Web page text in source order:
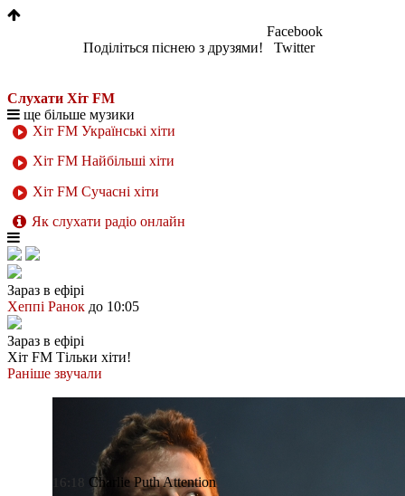
Поділіться піснею з друзями!
Facebook
Twitter
Слухати Хіт FM
ще більше музики
Хіт FM Українські хіти
Хіт FM Найбільші хіти
Хіт FM Сучасні хіти
Як слухати радіо онлайн
Зараз в ефірі
Хеппі Ранок до 10:05
Зараз в ефірі
Хіт FM Тільки хіти!
Раніше звучали
16:18 Charlie PuthAttention